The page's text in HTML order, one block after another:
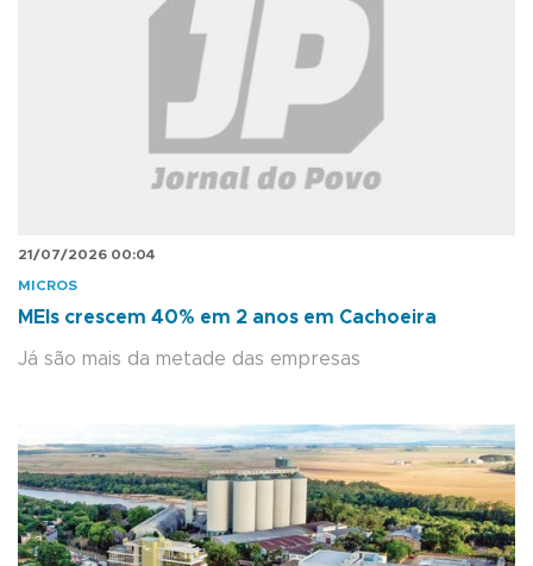
21/07/2026 00:04
MICROS
MEIs crescem 40% em 2 anos em Cachoeira
Já são mais da metade das empresas